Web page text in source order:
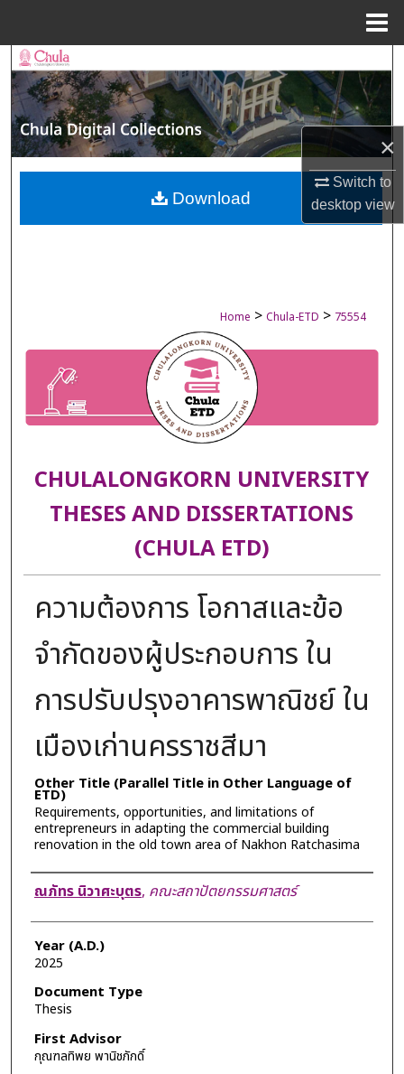
×
Switch to
desktopview
Search
Browse Collections
My Account
About
Home > Chula-ETD > 75554
CHULALONGKORN UNIVERSITY
THESES AND DISSERTATIONS
(CHULA ETD)
ความต้องการ โอกาสและข้อ
จำกัดของผู้ประกอบการ ใน
การปรับปรุงอาคารพาณิชย์ ใน
เมืองเก่านครราชสีมา
Other Title (Parallel Title in Other Language of
ETD)
Requirements, opportunities, and limitations of
entrepreneurs in adapting the commercial building
renovation in the old town area of Nakhon Ratchasima
Author
ณภัทร นิวาศะบุตร, คณะสถาปัตยกรรมศาสตร์
Year (A.D.)
2025
Document Type
Thesis
First Advisor
กุณฑลทิพย พานิชภักดิ์
Download